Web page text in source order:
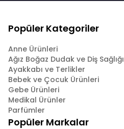
Popüler Kategoriler
Anne Ürünleri
Ağız Boğaz Dudak ve Diş Sağlığı
Ayakkabı ve Terlikler
Bebek ve Çocuk Ürünleri
Gebe Ürünleri
Medikal Ürünler
Parfümler
Popüler Markalar